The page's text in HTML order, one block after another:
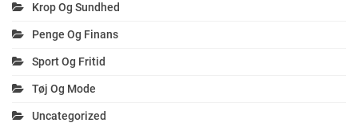
Krop Og Sundhed
Penge Og Finans
Sport Og Fritid
Tøj Og Mode
Uncategorized